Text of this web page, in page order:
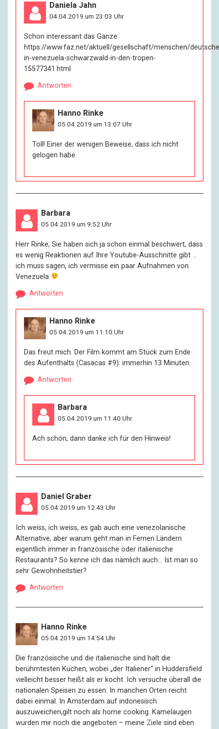
Daniela Jahn
04.04.2019 um 23:03 Uhr
Schon interessant das Ganze:
https://www.faz.net/aktuell/gesellschaft/menschen/
in-venezuela-schwarzwald-in-den-tropen-
15577341.html
Antworten
Hanno Rinke
05.04.2019 um 13:07 Uhr
Toll! Einer der wenigen Beweise, dass ich nicht
gelogen habe.
Barbara
05.04.2019 um 9:52 Uhr
Herr Rinke, Sie haben sich ja schon einmal beschwert, dass
es wenig Reaktionen auf Ihre Youtube-Ausschnitte gibt …
ich muss sagen, ich vermisse ein paar Aufnahmen von
Venezuela
Antworten
Hanno Rinke
05.04.2019 um 11:10 Uhr
Das freut mich. Der Film kommt am Stück zum Ende
des Aufenthalts (Casacas #9): immerhin 13 Minuten.
Antworten
Barbara
05.04.2019 um 11:40 Uhr
Ach schön, dann danke ich für den Hinweis!
Daniel Graber
05.04.2019 um 12:43 Uhr
Ich weiss, ich weiss, es gab auch eine venezolanische
Alternative, aber warum geht man in Fernen Ländern
eigentlich immer in französische oder italienische
Restaurants? So kenne ich das nämlich auch… Ist man so
sehr Gewohnheitstier?
Antworten
Hanno Rinke
05.04.2019 um 14:54 Uhr
Die französische und die italienische sind halt die
berühmtesten Küchen, wobei „der Italiener“ in Huddersfield
vielleicht besser heißt als er kocht. Ich versuche überall die
nationalen Speisen zu essen. In manchen Orten reicht
dabei einmal. In Amsterdam auf indonesisch
auszuweichen,gilt noch als home cooking. Kamelaugen
wurden mir noch die angeboten – meine Ziele sind eben